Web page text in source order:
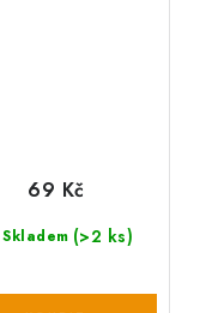
Skladem (>2 ks)
69 Kč